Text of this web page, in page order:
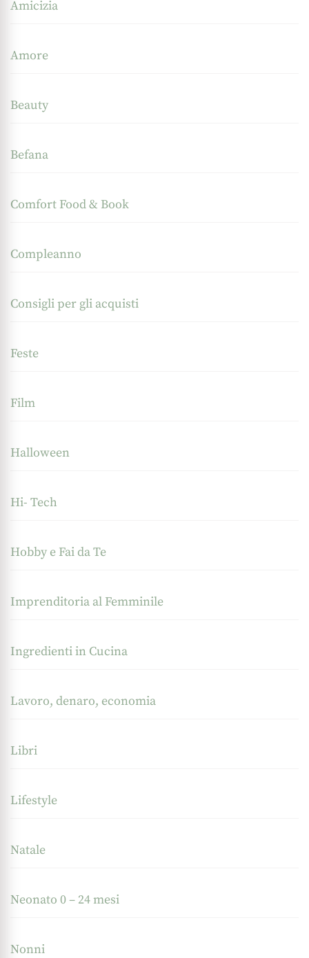
Amicizia
Amore
Beauty
Befana
Comfort Food & Book
Compleanno
Consigli per gli acquisti
Feste
Film
Halloween
Hi- Tech
Hobby e Fai da Te
Imprenditoria al Femminile
Ingredienti in Cucina
Lavoro, denaro, economia
Libri
Lifestyle
Natale
Neonato 0 – 24 mesi
Nonni